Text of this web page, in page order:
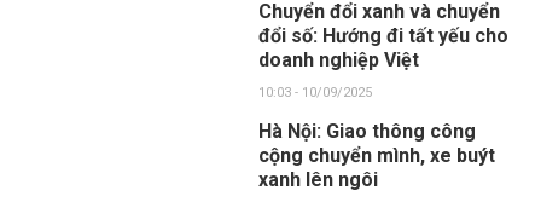
Chuyển đổi xanh và chuyển
đổi số: Hướng đi tất yếu cho
doanh nghiệp Việt
10:03 - 10/09/2025
Hà Nội: Giao thông công
cộng chuyển mình, xe buýt
xanh lên ngôi